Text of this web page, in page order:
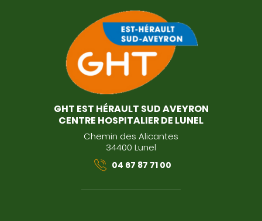
GHT EST HÉRAULT SUD AVEYRON
CENTRE HOSPITALIER DE LUNEL
Chemin des Alicantes
34400 Lunel
04 67 87 71 00